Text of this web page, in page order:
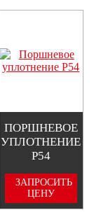
ПОРШНЕВОЕ
УПЛОТНЕНИЕ
P54
ЗАПРОСИТЬ
ЦЕНУ